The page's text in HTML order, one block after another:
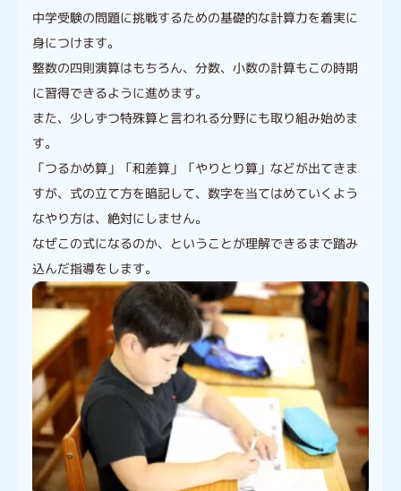
中学受験の問題に挑戦するための基礎的な計算力を着実に
身につけます。
整数の四則演算はもちろん、分数、小数の計算もこの時期
に習得できるように進めます。
また、少しずつ特殊算と言われる分野にも取り組み始めま
す。
「つるかめ算」「和差算」「やりとり算」などが出てきま
すが、式の立て方を暗記して、数字を当てはめていくよう
なやり方は、絶対にしません。
なぜこの式になるのか、ということが理解できるまで踏み
込んだ指導をします。